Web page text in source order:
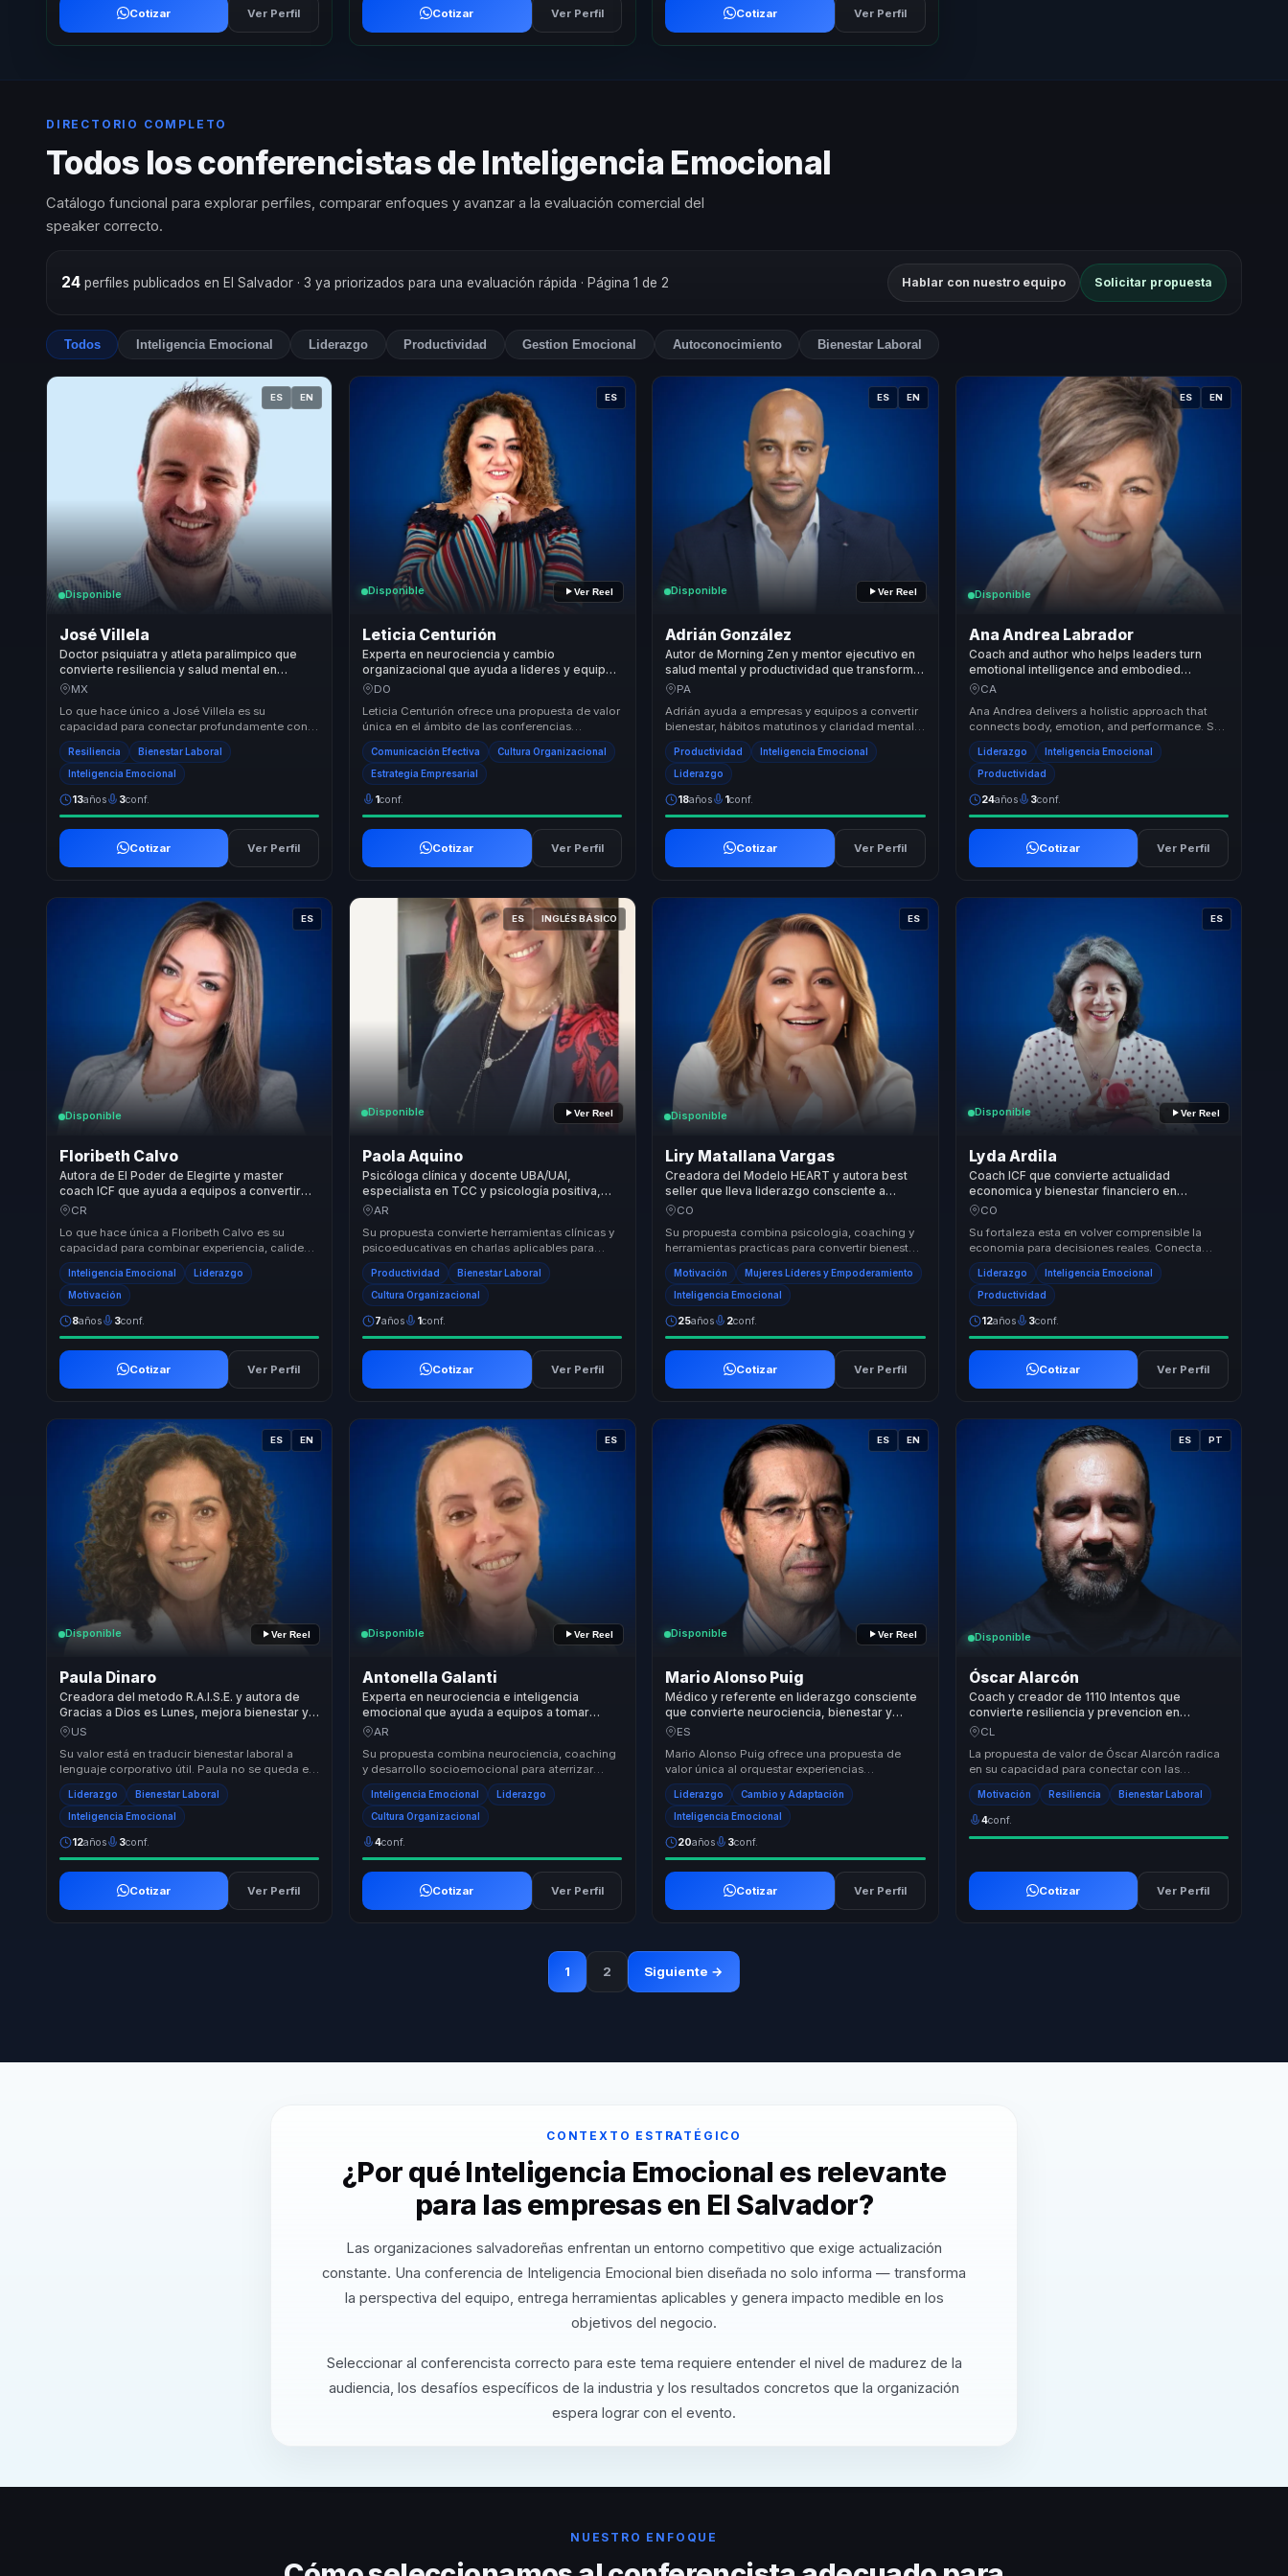
Cotizar Ver Perfil Cotizar Ver Perfil Cotizar Ver Perfil
DIRECTORIO COMPLETO
Todos los conferencistas de Inteligencia Emocional
Catálogo funcional para explorar perfiles, comparar enfoques y avanzar a la evaluación comercial del
speaker correcto.
24perfiles publicados en El Salvador · 3 ya priorizados para una evaluación rápida · Página 1 de 2 Hablar con nuestro equipo Solicitar propuesta
Todos Inteligencia Emocional Liderazgo Productividad Gestion Emocional Autoconocimiento Bienestar Laboral
ES EN
Disponible
José Villela
Doctor psiquiatra y atleta paralimpico que
convierte resiliencia y salud mental en
fortaleza para equipos y lideres.
MX
Lo que hace único a José Villela es su
capacidad para conectar profundamente con
las audiencias a través de su historia personal
de super...
Resiliencia Bienestar Laboral
Inteligencia Emocional
13años 3conf.
Cotizar Ver Perfil
ES
Disponible Ver Reel
Leticia Centurión
Experta en neurociencia y cambio
organizacional que ayuda a lideres y equipos
a convertir comunicacion interna en
DO
Leticia Centurión ofrece una propuesta de valor
única en el ámbito de las conferencias
empresariales, centrada en la transformación
organ...
Comunicación Efectiva Cultura Organizacional
Estrategia Empresarial
1conf.
Cotizar Ver Perfil
ES EN
Disponible Ver Reel
Adrián González
Autor de Morning Zen y mentor ejecutivo en
salud mental y productividad que transforma
hábitos matutinos en foco, energía y
PA
Adrián ayuda a empresas y equipos a convertir
bienestar, hábitos matutinos y claridad mental
en productividad sostenible. Su propuesta un...
Productividad Inteligencia Emocional
Liderazgo
18años 1conf.
Cotizar Ver Perfil
ES EN
Disponible
Ana Andrea Labrador
Coach and author who helps leaders turn
emotional intelligence and embodied
leadership into stronger communication,
CA
Ana Andrea delivers a holistic approach that
connects body, emotion, and performance. She
helps organizations improve relationships, rais...
Liderazgo Inteligencia Emocional
Productividad
24años 3conf.
Cotizar Ver Perfil
ES
Disponible
Floribeth Calvo
Autora de El Poder de Elegirte y master
coach ICF que ayuda a equipos a convertir
inteligencia emocional en motivacion,
CR
Lo que hace única a Floribeth Calvo es su
capacidad para combinar experiencia, calidez y
metodologías modernas en sus conferencias.
Su en...
Inteligencia Emocional Liderazgo
Motivación
8años 3conf.
Cotizar Ver Perfil
ES INGLÉS BÁSICO
Disponible Ver Reel
Paola Aquino
Psicóloga clínica y docente UBA/UAI,
especialista en TCC y psicología positiva,
que mejora salud mental y bienestar de
AR
Su propuesta convierte herramientas clínicas y
psicoeducativas en charlas aplicables para
equipos que necesitan comprender, regular y
cui...
Productividad Bienestar Laboral
Cultura Organizacional
7años 1conf.
Cotizar Ver Perfil
ES
Disponible
Liry Matallana Vargas
Creadora del Modelo HEART y autora best
seller que lleva liderazgo consciente a
lideres y equipos con confianza y bienestar.
CO
Su propuesta combina psicologia, coaching y
herramientas practicas para convertir bienestar
y conciencia en decisiones de liderazgo mas
c...Motivación Mujeres Líderes y Empoderamiento
Inteligencia Emocional
25años 2conf.
Cotizar Ver Perfil
ES
Disponible Ver Reel
Lyda Ardila
Coach ICF que convierte actualidad
economica y bienestar financiero en
decisiones claras y tranquilidad para equipos
CO
Su fortaleza esta en volver comprensible la
economia para decisiones reales. Conecta
coyuntura, bienestar financiero y habitos
cotidianos...
Liderazgo Inteligencia Emocional
Productividad
12años 3conf.
Cotizar Ver Perfil
ES EN
Disponible Ver Reel
Paula Dinaro
Creadora del metodo R.A.I.S.E. y autora de
Gracias a Dios es Lunes, mejora bienestar y
compromiso en líderes, equipos y
US
Su valor está en traducir bienestar laboral a
lenguaje corporativo útil. Paula no se queda en
inspiración: baja burnout, ausentismo, renu...
Liderazgo Bienestar Laboral
Inteligencia Emocional
12años 3conf.
Cotizar Ver Perfil
ES
Disponible Ver Reel
Antonella Galanti
Experta en neurociencia e inteligencia
emocional que ayuda a equipos a tomar
mejores decisiones de bienestar y liderazgo.
AR
Su propuesta combina neurociencia, coaching
y desarrollo socioemocional para aterrizar
bienestar y liderazgo en practicas concretas.
No s...
Inteligencia Emocional Liderazgo
Cultura Organizacional
4conf.
Cotizar Ver Perfil
ES EN
Disponible Ver Reel
Mario Alonso Puig
Médico y referente en liderazgo consciente
que convierte neurociencia, bienestar y
propósito en cambio sostenible para líderes
ES
Mario Alonso Puig ofrece una propuesta de
valor única al orquestar experiencias
transformadoras para líderes, directivos y
responsables d...
Liderazgo Cambio y Adaptación
Inteligencia Emocional
20años 3conf.
Cotizar Ver Perfil
ES PT
Disponible
Óscar Alarcón
Coach y creador de 1110 Intentos que
convierte resiliencia y prevencion en
bienestar para jovenes, lideres y equipos de
CL
La propuesta de valor de Óscar Alarcón radica
en su capacidad para conectar con las
audiencias a través de su experiencia personal
y su e...
Motivación Resiliencia Bienestar Laboral
4conf.
Cotizar Ver Perfil
1 2 Siguiente →
CONTEXTO ESTRATÉGICO
¿Por qué Inteligencia Emocional es relevante
para las empresas en El Salvador?
Las organizaciones salvadoreñas enfrentan un entorno competitivo que exige actualización
constante. Una conferencia de Inteligencia Emocional bien diseñada no solo informa — transforma
la perspectiva del equipo, entrega herramientas aplicables y genera impacto medible en los
objetivos del negocio.
Seleccionar al conferencista correcto para este tema requiere entender el nivel de madurez de la
audiencia, los desafíos específicos de la industria y los resultados concretos que la organización
espera lograr con el evento.
NUESTRO ENFOQUE